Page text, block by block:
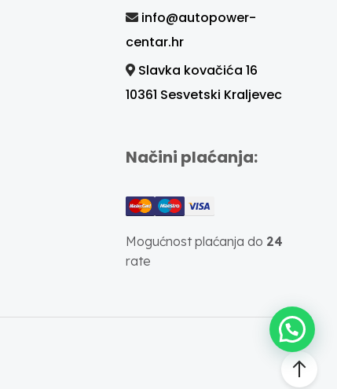
info@autopower-
centar.hr
Slavka kovačića 16
10361 Sesvetski Kraljevec
Načini plaćanja:
Mogućnost plaćanja do 24
rate